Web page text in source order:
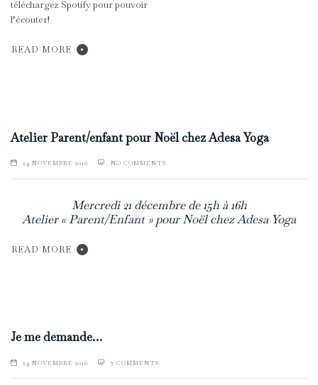
téléchargez Spotify pour pouvoir
l’écouter!
READ MORE
Atelier Parent/enfant pour Noël chez Adesa Yoga
24 NOVEMBRE 2016 NO COMMENTS
Mercredi 21 décembre de 15h à 16h
Atelier « Parent/Enfant » pour Noël chez Adesa Yoga
READ MORE
Je me demande…
24 NOVEMBRE 2016 7 COMMENTS